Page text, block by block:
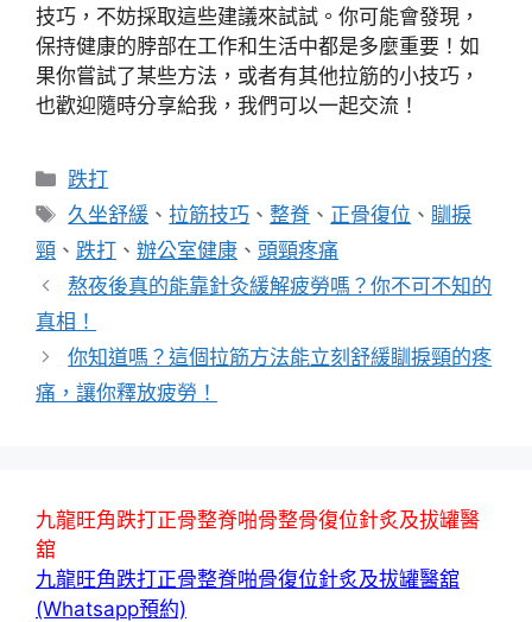
技巧，不妨採取這些建議來試試。你可能會發現，
保持健康的脖部在工作和生活中都是多麼重要！如
果你嘗試了某些方法，或者有其他拉筋的小技巧，
也歡迎隨時分享給我，我們可以一起交流！
分
類
跌打
標
籤
久坐舒緩 、 拉筋技巧 、整脊 、 正骨復位 、 瞓捩
頸 、 跌打 、 辦公室健康 、 頭頸疼痛
熬夜後真的能靠針灸緩解疲勞嗎？你不可不知的
真相！
你知道嗎？這個拉筋方法能立刻舒緩瞓捩頸的疼
痛，讓你釋放疲勞！
九龍旺角跌打正骨整脊啪骨整骨復位針炙及拔罐醫
舘
九龍旺角跌打正骨整脊啪骨復位針炙及拔罐醫舘
(Whatsapp預約)